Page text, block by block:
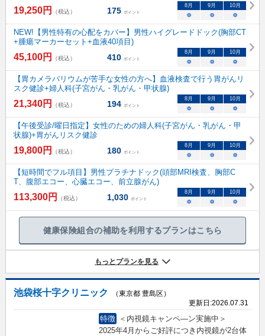
19,250円 （税込） 175 ポイント
8 月 9 月 10月
○ ○ ○
NEW!【男性特有の心配をカバー】男性ハイグレードドック(胸部CT
+腫瘍マーカーセット+血液40項目)
45,100円 （税込） 410 ポイント
8 月 9 月 10月
○ ○ ○
【胃カメラバリウムが苦手な女性の方へ】血液検査で行う胃がんリ
スク健診+婦人科(子宮がん・乳がん・甲状腺)
21,340円 （税込） 194 ポイント
8 月 9 月 10月
○ ○ ○
【午後受診/曜日指定】女性のための婦人科(子宮がん・乳がん・甲
状腺)+胃がんリスク健診
19,800円 （税込） 180 ポイント
8 月 9 月 10月
○ ○ ○
【短時間でフル項目】男性プラチナドック(頭部MRI検査、胸部C
T、腹部エコー、心臓エコー、前立腺がん)
113,300円 （税込） 1,030 ポイント
8 月 9 月 10月
○ ○ ○
健康保険組合の補助を利用するプランはこちら
もっとプランを見る
池袋桜十字クリニック
（東京都 豊島区）
更新日:2026.07.31
特徴
＜内視鏡キャンペ―ン実施中＞
2025年4月からご好評につき内視鏡が2台体